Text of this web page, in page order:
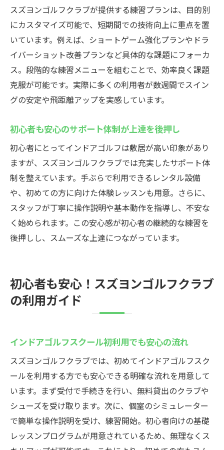
スズヨンゴルフクラブが提供する練習プランは、目的別
にカスタマイズ可能で、短期間での技術向上に重点を置
いています。例えば、ショートゲーム強化プランやドラ
イバーショット改善プランなど具体的な課題にフォーカ
ス。段階的な練習メニューを組むことで、効率良く課題
克服が可能です。実際に多くの利用者が数週間でスイン
グの安定や飛距離アップを実感しています。
初心者も安心のサポート体制が上達を後押し
初心者にとってインドアゴルフは敷居が高い印象があり
ますが、スズヨンゴルフクラブでは充実したサポート体
制を整えています。手ぶらで利用できるレンタル設備
や、初めての方に向けた体験レッスンも用意。さらに、
スタッフが丁寧に操作説明や基本動作を指導し、不安な
く始められます。この安心感が初心者の継続的な練習を
後押しし、スムーズな上達につながっています。
初心者も安心！スズヨンゴルフクラブ
の利用ガイド
インドアゴルフスクール初利用でも安心の流れ
スズヨンゴルフクラブでは、初めてインドアゴルフスク
ールを利用する方でも安心できる明確な流れを用意して
います。まず受付で手続きを行い、無料貸出のクラブや
シューズを受け取ります。次に、個室のシミュレーター
で簡単な操作説明を受け、練習開始。初心者向けの基礎
レッスンプログラムが用意されているため、無理なくス